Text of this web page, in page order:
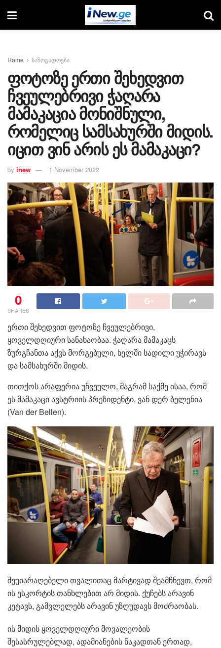
Home საზოგადოება
ფოტოზე ერთი შეხედვით
ჩვეულებრივი ჭაღარა
მამაკაცია მონიშნული,
რომელიც სამსახურში მიდის.
იცით ვინ არის ეს მამაკაცი?
by inew 1 November 2022
0
SHARES
ერთი შეხედვით ფოტოზე ჩვეულებრივი,
ყოველდღიური სანახაობაა. ჭაღარა მამაკაცს
ზურგჩანთა აქვს მორგებული, ხელში სადილი უჭირავს
და სამსახურში მიდის.
თითქოს არაფერია უჩვეულო, მაგრამ საქმე ისაა, რომ
ეს მამაკაცი ავსტრიის პრეზიდენტი, ვან დერ ბელენია
(Van der Bellen).
შეუიარაღებელი თვალითაც მარტივად შეამჩნევთ, რომ
ის ესკორტის თანხლებით არ მიდის. ქუჩებს არავინ
კეტავს, გამვლელებს არავინ უზღუდავს მოძრაობას.
ის მიდის ყოველდღიური მოვალეობის
შესასრულებლად, ადამიანების ნაკადთან ერთად,